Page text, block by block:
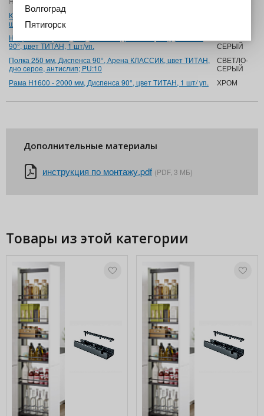
Крепление фасада 250 мм, Диспенса 90°, Комплект из 2
шт, цвет ТИТАН, 1 уп.
Направляющие + доводчик на выдвижение, ПВ, Диспенса
90°, цвет ТИТАН, 1 шт/уп.
СЕРЫЙ
Полка 250 мм, Диспенса 90°, Арена КЛАССИК, цвет ТИТАН,
дно серое, антислип; PU:10
СВЕТЛО-
СЕРЫЙ
Рама Н1600 - 2000 мм, Диспенса 90°, цвет ТИТАН, 1 шт/ уп. ХРОМ
Дополнительные материалы
инструкция по монтажу.pdf (PDF, 3 МБ)
Товары из этой категории
Волгоград
Пятигорск